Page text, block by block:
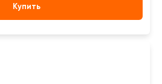
Купить